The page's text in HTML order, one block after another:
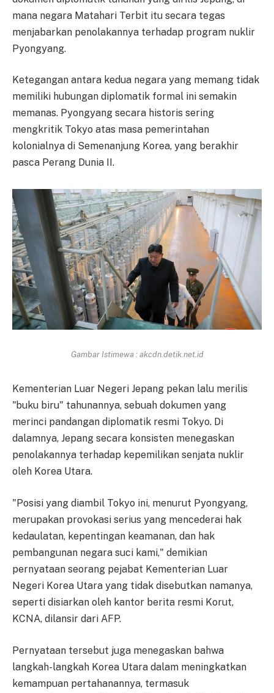
mana negara Matahari Terbit itu secara tegas
menjabarkan penolakannya terhadap program nuklir
Pyongyang.
Ketegangan antara kedua negara yang memang tidak
memiliki hubungan diplomatik formal ini semakin
memanas. Pyongyang secara historis sering
mengkritik Tokyo atas masa pemerintahan
kolonialnya di Semenanjung Korea, yang berakhir
pasca Perang Dunia II.
Gambar Istimewa : akcdn.detik.net.id
Kementerian Luar Negeri Jepang pekan lalu merilis
"buku biru" tahunannya, sebuah dokumen yang
merinci pandangan diplomatik resmi Tokyo. Di
dalamnya, Jepang secara konsisten menegaskan
penolakannya terhadap kepemilikan senjata nuklir
oleh Korea Utara.
"Posisi yang diambil Tokyo ini, menurut Pyongyang,
merupakan provokasi serius yang mencederai hak
kedaulatan, kepentingan keamanan, dan hak
pembangunan negara suci kami," demikian
pernyataan seorang pejabat Kementerian Luar
Negeri Korea Utara yang tidak disebutkan namanya,
seperti disiarkan oleh kantor berita resmi Korut,
KCNA, dilansir dari AFP.
Pernyataan tersebut juga menegaskan bahwa
langkah-langkah Korea Utara dalam meningkatkan
kemampuan pertahanannya, termasuk